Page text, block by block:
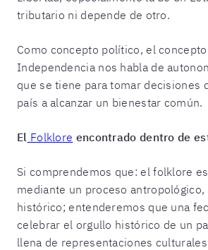
tributario ni depende de otro.
Como concepto político, el
Independencia nos habla de
que se tiene para tomar decisiones
país a alcanzar un bienestar común.
El Folklore encontrado dentro de
Si comprendemos que: el folklore
mediante un proceso antropológico,
histórico; entenderemos que una
celebrar el orgullo histórico de un
llena de representaciones